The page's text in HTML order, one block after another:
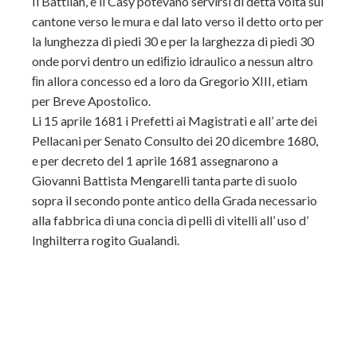
cantone verso le mura e dal lato verso il detto orto per
la lunghezza di piedi 30 e per la larghezza di piedi 30
onde porvi dentro un ediﬁzio idraulico a nessun altro
ﬁn allora concesso ed a loro da Gregorio XIII, etiam
per Breve Apostolico.
Li 15 aprile 1681 i Prefetti ai Magistrati e all’ arte dei
Pellacani per Senato Consulto dei 20 dicembre 1680,
e per decreto del 1 aprile 1681 assegnarono a
Giovanni Battista Mengarelli tanta parte di suolo
sopra il secondo ponte antico della Grada necessario
alla fabbrica di una concia di pelli di vitelli all’ uso d’
Inghilterra rogito Gualandi.